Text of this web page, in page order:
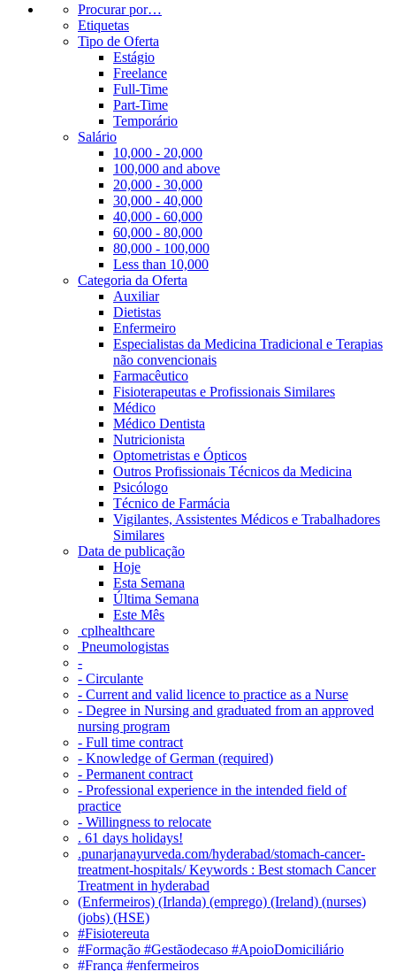
Procurar por…
Etiquetas
Tipo de Oferta
Estágio
Freelance
Full-Time
Part-Time
Temporário
Salário
10,000 - 20,000
100,000 and above
20,000 - 30,000
30,000 - 40,000
40,000 - 60,000
60,000 - 80,000
80,000 - 100,000
Less than 10,000
Categoria da Oferta
Auxiliar
Dietistas
Enfermeiro
Especialistas da Medicina Tradicional e Terapias
não convencionais
Farmacêutico
Fisioterapeutas e Profissionais Similares
Médico
Médico Dentista
Nutricionista
Optometristas e Ópticos
Outros Profissionais Técnicos da Medicina
Psicólogo
Técnico de Farmácia
Vigilantes, Assistentes Médicos e Trabalhadores
Similares
Data de publicação
Hoje
Esta Semana
Última Semana
Este Mês
‎ cplhealthcare‬
Pneumologistas
-
- Circulante
- Current and valid licence to practice as a Nurse
- Degree in Nursing and graduated from an approved
nursing program
- Full time contract
- Knowledge of German (required)
- Permanent contract
- Professional experience in the intended field of
practice
- Willingness to relocate
. 61 days holidays!
.punarjanayurveda.com/hyderabad/stomach-cancer-
treatment-hospitals/ Keywords : Best stomach Cancer
Treatment in hyderabad
(Enfermeiros) (Irlanda) (emprego) (Ireland) (nurses)
(jobs) (HSE)
#Fisiotereuta
#Formação #Gestãodecaso #ApoioDomiciliário
#França #enfermeiros